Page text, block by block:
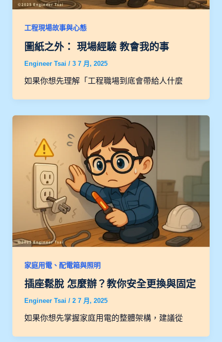
工程現場故事與心態
圖紙之外： 現場經驗 教會我的事
Engineer Tsai / 3 7 月, 2025
如果你想先理解「工程職場到底會帶給人什麼
家庭用電、配電箱與照明
插座鬆脫 怎麼辦？教你安全更換與固定
Engineer Tsai / 2 7 月, 2025
如果你想先掌握家庭用電的整體架構，建議從